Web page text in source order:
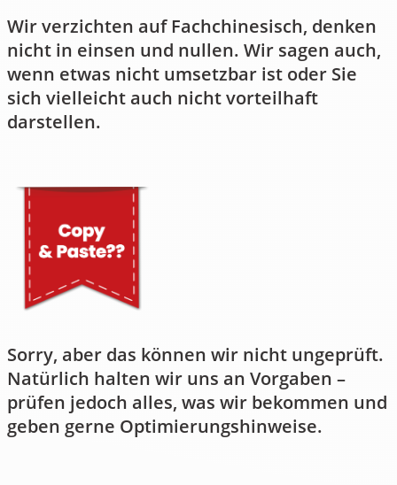
Wir verzichten auf Fachchinesisch, denken
nicht in einsen und nullen. Wir sagen auch,
wenn etwas nicht umsetzbar ist oder Sie
sich vielleicht auch nicht vorteilhaft
darstellen.
Sorry, aber das können wir nicht ungeprüft.
Natürlich halten wir uns an Vorgaben –
prüfen jedoch alles, was wir bekommen und
geben gerne Optimierungshinweise.